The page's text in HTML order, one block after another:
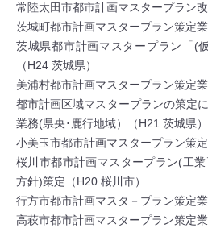
常陸太田市都市計画マスタープラン
茨城町都市計画マスタープラン策定業
茨城県都市計画マスタープラン「(
（H24 茨城県）
美浦村都市計画マスタープラン策定
都市計画区域マスタープランの策定
業務(県央･鹿行地域）（H21 茨城県）
小美玉市都市計画マスタープラン策
桜川市都市計画マスタープラン(工
方針)策定（H20 桜川市）
行方市都市計画マスタ－プラン策定業
高萩市都市計画マスタープラン策定業